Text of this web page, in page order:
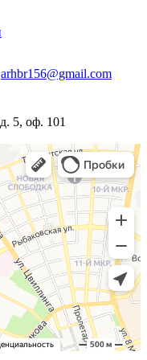
arhbr156@gmail.com
5, оф. 101